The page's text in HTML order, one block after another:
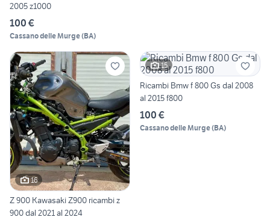
2005 z1000
100 €
Cassano delle Murge(BA)
16
Z 900 Kawasaki Z900 ricambi z
900 dal 2021 al 2024
15
Ricambi Bmw f 800 Gs dal 2008
al 2015 f800
100 €
Cassano delle Murge(BA)